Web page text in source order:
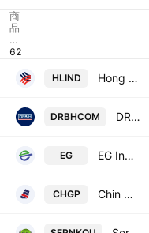
商
品
代
码
HLIND Hong Leong Industries Bhd.
DRBHCOM DRB-Hicom Bhd.
EG EG Industries Bhd.
CHGP Chin Hin Group Property Bhd.